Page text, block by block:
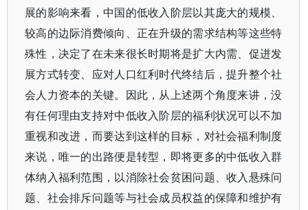
展的影响来看，中国的低收入阶层以其庞大的规模、
较高的边际消费倾向、正在升级的需求结构等这些特
殊性，决定了在未来很长时期将是扩大内需、促进发
展方式转变、应对人口红利时代终结后，提升整个社
会人力资本的关键。因此，从上述两个角度来讲，没
有任何理由支持对中低收入阶层的福利状况可以不加
重视和改进，而要达到这样的目标，对社会福利制度
来说，唯一的出路便是转型，即将更多的中低收入群
体纳入福利范围，以消除社会贫困问题、收入悬殊问
题、社会排斥问题等与社会成员权益的保障和维护有